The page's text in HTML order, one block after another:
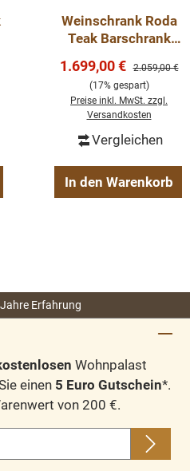
Weinschrank Roda
Teak Barschrank
Verkaufspreis:
1.699,00 € Regulärer
2.059,00 €
(17% gespart)
Preise inkl. MwSt. zzgl.
Versandkosten
Vergleichen
In den Warenkorb
Erfahrung
Wohnpalast
einen 5 Euro Gutschein*.
von 200 €.